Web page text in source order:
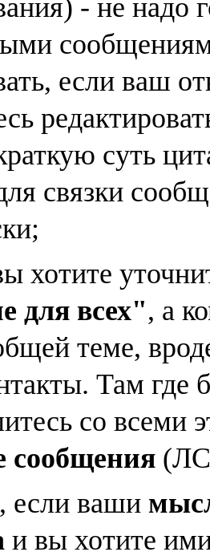
- не надо
если ваш
суть
связки
хотите
для всех", а
теме,
Там где
со всеми
сообщения
если ваши
и вы хотите